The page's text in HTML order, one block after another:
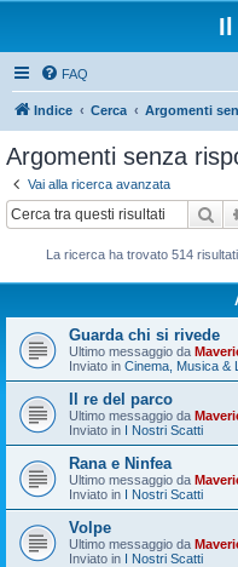
Il
FAQ
Indice Cerca Argomenti
Argomenti senza
Vai alla ricerca avanzata
La ricerca ha trovato 514 risultati
Guarda chi si rivede
Ultimo messaggio da
Inviato in Cinema, Musica &
Il re del parco
Ultimo messaggio da
Inviato in I Nostri Scatti
Rana e Ninfea
Ultimo messaggio da
Inviato in I Nostri Scatti
Volpe
Ultimo messaggio da
Inviato in I Nostri Scatti